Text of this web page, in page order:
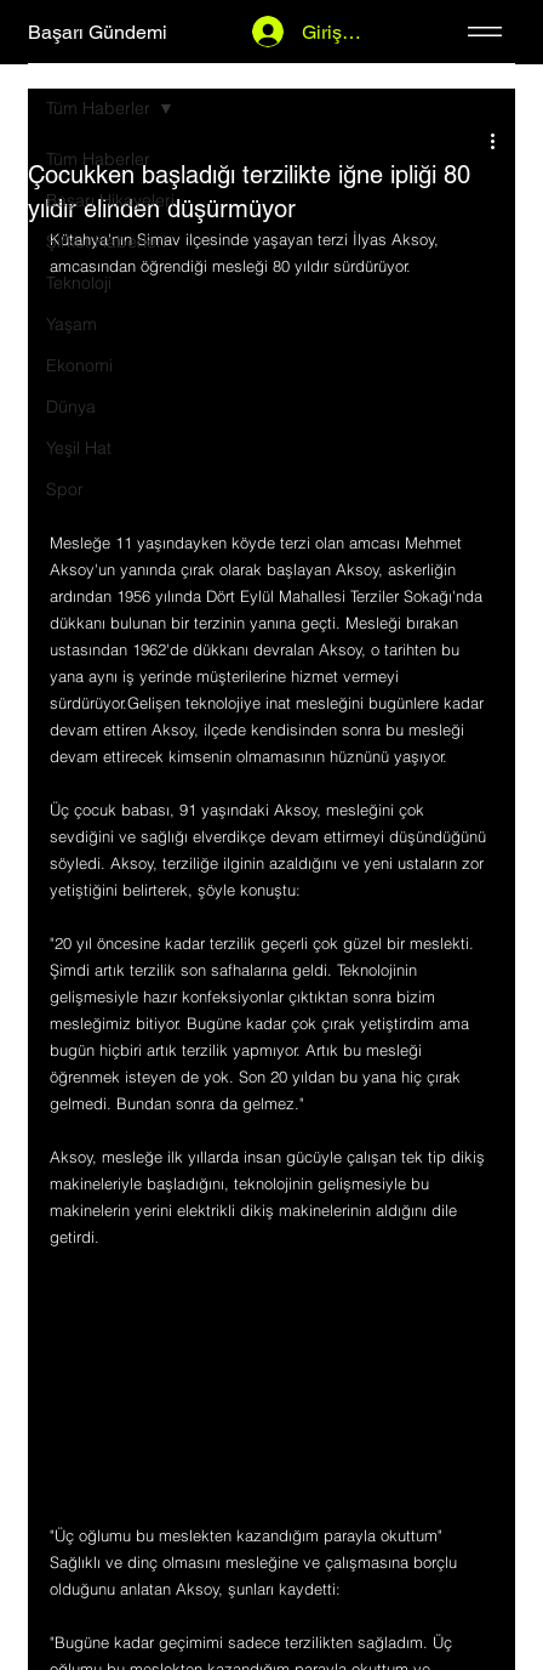
Başarı Gündemi Giriş Yap
Tüm Haberler
Başarı Hikayeleri
Şirket Haberleri
Teknoloji
Yaşam
Ekonomi
Dünya
Yeşil Hat
Spor
Tüm Haberler
Çocukken başladığı terzilikte iğne ipliği 80
yıldır elinden düşürmüyor
Kütahya'nın Simav ilçesinde yaşayan terzi İlyas Aksoy,
amcasından öğrendiği mesleği 80 yıldır sürdürüyor.
Mesleğe 11 yaşındayken köyde terzi olan amcası Mehmet
Aksoy'un yanında çırak olarak başlayan Aksoy, askerliğin
ardından 1956 yılında Dört Eylül Mahallesi Terziler Sokağı'nda
dükkanı bulunan bir terzinin yanına geçti. Mesleği bırakan
ustasından 1962'de dükkanı devralan Aksoy, o tarihten bu
yana aynı iş yerinde müşterilerine hizmet vermeyi
sürdürüyor.Gelişen teknolojiye inat mesleğini bugünlere kadar
devam ettiren Aksoy, ilçede kendisinden sonra bu mesleği
devam ettirecek kimsenin olmamasının hüznünü yaşıyor.
Üç çocuk babası, 91 yaşındaki Aksoy, mesleğini çok
sevdiğini ve sağlığı elverdikçe devam ettirmeyi düşündüğünü
söyledi. Aksoy, terziliğe ilginin azaldığını ve yeni ustaların zor
yetiştiğini belirterek, şöyle konuştu:
"20 yıl öncesine kadar terzilik geçerli çok güzel bir meslekti.
Şimdi artık terzilik son safhalarına geldi. Teknolojinin
gelişmesiyle hazır konfeksiyonlar çıktıktan sonra bizim
mesleğimiz bitiyor. Bugüne kadar çok çırak yetiştirdim ama
bugün hiçbiri artık terzilik yapmıyor. Artık bu mesleği
öğrenmek isteyen de yok. Son 20 yıldan bu yana hiç çırak
gelmedi. Bundan sonra da gelmez."
Aksoy, mesleğe ilk yıllarda insan gücüyle çalışan tek tip dikiş
makineleriyle başladığını, teknolojinin gelişmesiyle bu
makinelerin yerini elektrikli dikiş makinelerinin aldığını dile
getirdi.
"Üç oğlumu bu meslekten kazandığım parayla okuttum"
Sağlıklı ve dinç olmasını mesleğine ve çalışmasına borçlu
olduğunu anlatan Aksoy, şunları kaydetti:
"Bugüne kadar geçimimi sadece terzilikten sağladım. Üç